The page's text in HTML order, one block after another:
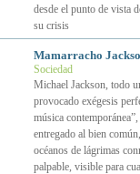
desde el punto de vista
su crisis
Mamarracho
Sociedad
Michael Jackson, todo
provocado exégesis
música
entregado al bien
océanos de lágrimas
palpable, visible para